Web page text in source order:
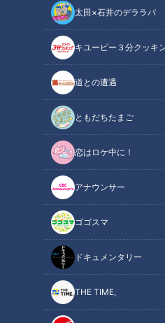
太田×石井のデララバ
キユーピー３分クッキ
道との遭遇
ともだちたまご
恋はロケ中に！
アナウンサー
ゴゴスマ
ドキュメンタリー
THE TIME,
「サンデードラゴンズ」より根尾昂選手
中日ドラゴンズ
サンドラコラム
【サンドラを観られなかった全
ＣＢＣテレビ「サンデードラゴ
分から東海エリアで生放送）を
このコラム（？）は「サンドラ
友に話したい！との思いから番
んに向けた、竜党による、竜党
１２月１１日の放送回はドラゴ